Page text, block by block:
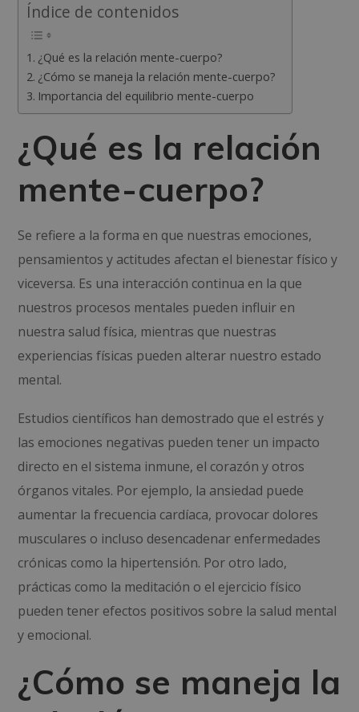
Índice de contenidos
¿Qué es la relación mente-cuerpo?
¿Cómo se maneja la relación mente-cuerpo?
Importancia del equilibrio mente-cuerpo
¿Qué es la relación
mente-cuerpo?
Se refiere a la forma en que nuestras emociones,
pensamientos y actitudes afectan el bienestar físico y
viceversa. Es una interacción continua en la que
nuestros procesos mentales pueden influir en
nuestra salud física, mientras que nuestras
experiencias físicas pueden alterar nuestro estado
mental.
Estudios científicos han demostrado que el estrés y
las emociones negativas pueden tener un impacto
directo en el sistema inmune, el corazón y otros
órganos vitales. Por ejemplo, la ansiedad puede
aumentar la frecuencia cardíaca, provocar dolores
musculares o incluso desencadenar enfermedades
crónicas como la hipertensión. Por otro lado,
prácticas como la meditación o el ejercicio físico
pueden tener efectos positivos sobre la salud mental
y emocional.
¿Cómo se maneja la